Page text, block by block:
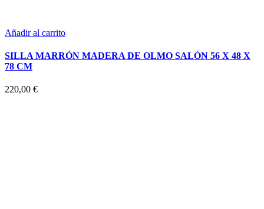
Añadir al carrito
SILLA MARRÓN MADERA DE OLMO SALÓN 56 X 48 X
78 CM
220,00 €